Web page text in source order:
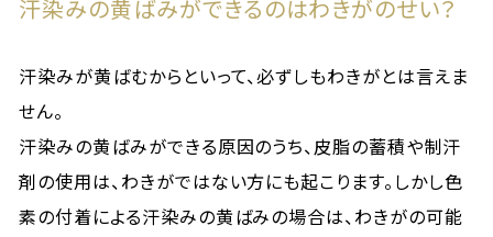
汗染みの黄ばみができるのはわきがのせい？
汗染みが黄ばむからといって、必ずしもわきがとは言えま
せん。
汗染みの黄ばみができる原因のうち、皮脂の蓄積や制汗
剤の使用は、わきがではない方にも起こります。しかし色
素の付着による汗染みの黄ばみの場合は、わきがの可能